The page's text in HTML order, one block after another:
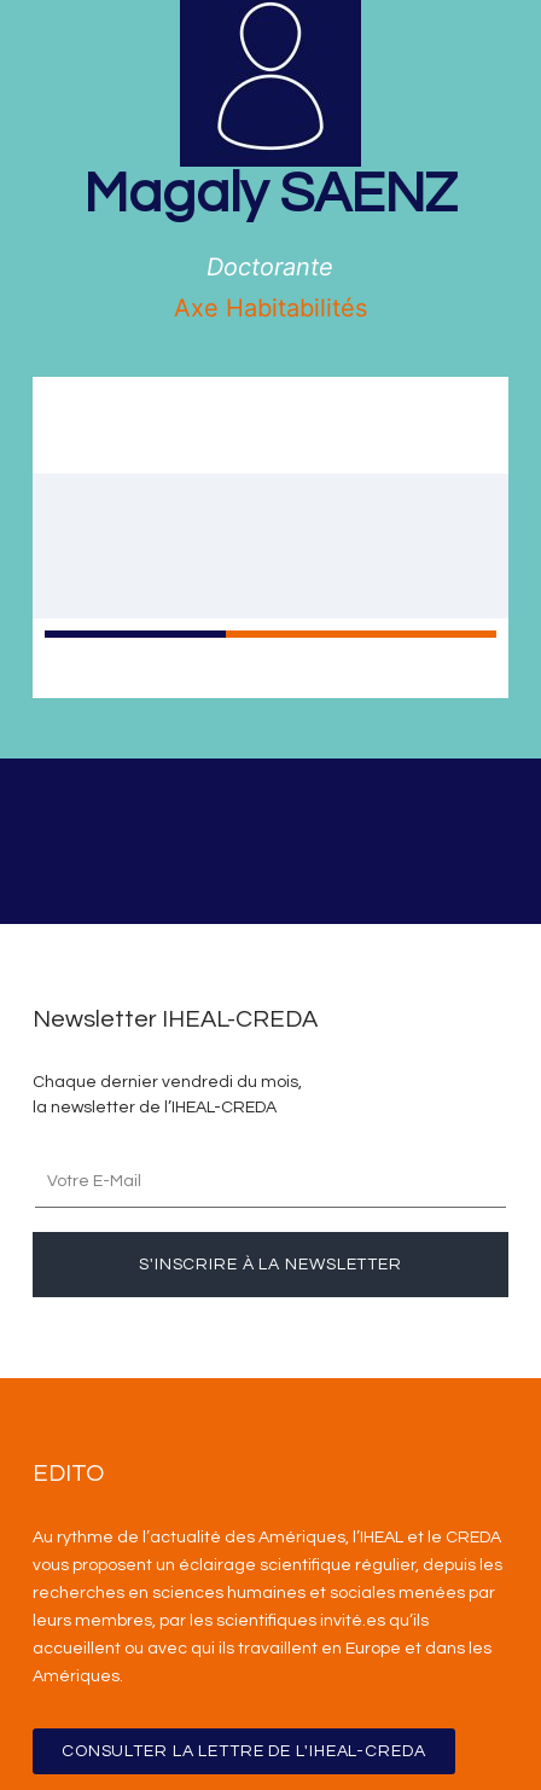
MagalySAENZ
Doctorante
Axe Habitabilités
Newsletter IHEAL-CREDA
Chaque dernier vendredi du mois,
la newsletter de l’IHEAL-CREDA
S'INSCRIRE À LA NEWSLETTER
EDITO
Au rythme de l’actualité des Amériques, l’IHEAL et le CREDA
vous proposent un éclairage scientifique régulier, depuis les
recherches en sciences humaines et sociales menées par
leurs membres, par les scientifiques invité.es qu’ils
accueillent ou avec qui ils travaillent en Europe et dans les
Amériques.
CONSULTER LA LETTRE DE L'IHEAL-CREDA